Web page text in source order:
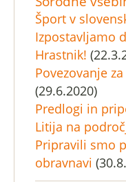
Šport v
Izpostavljamo
Hrastnik!
Povezovanje
(29.6.2020)
Predlogi in
Litija na
Pripravili smo
obravnavi